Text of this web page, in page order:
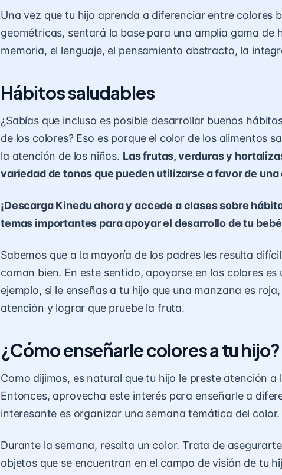
Una vez que tu hijo aprenda a diferenciar entre colores
geométricas, sentará la base para una amplia gama de
memoria, el lenguaje, el pensamiento abstracto, la
Hábitos saludables
¿Sabías que incluso es posible desarrollar buenos
de los colores? Eso es porque el color de los alimentos
la atención de los niños. Las frutas, verduras y
variedad de tonos que pueden utilizarse a favor de
¡Descarga Kinedu ahora y accede a clases sobre
temas importantes para apoyar el desarrollo de tu
Sabemos que a la mayoría de los padres les resulta
coman bien. En este sentido, apoyarse en los colores es
ejemplo, si le enseñas a tu hijo que una manzana es
atención y lograr que pruebe la fruta.
¿Cómo enseñarle colores a tu hijo?
Como dijimos, es natural que tu hijo le preste atención a
Entonces, aprovecha este interés para enseñarle a
interesante es organizar una semana temática del color.
Durante la semana, resalta un color. Trata de
objetos que se encuentran en el campo de visión de tu